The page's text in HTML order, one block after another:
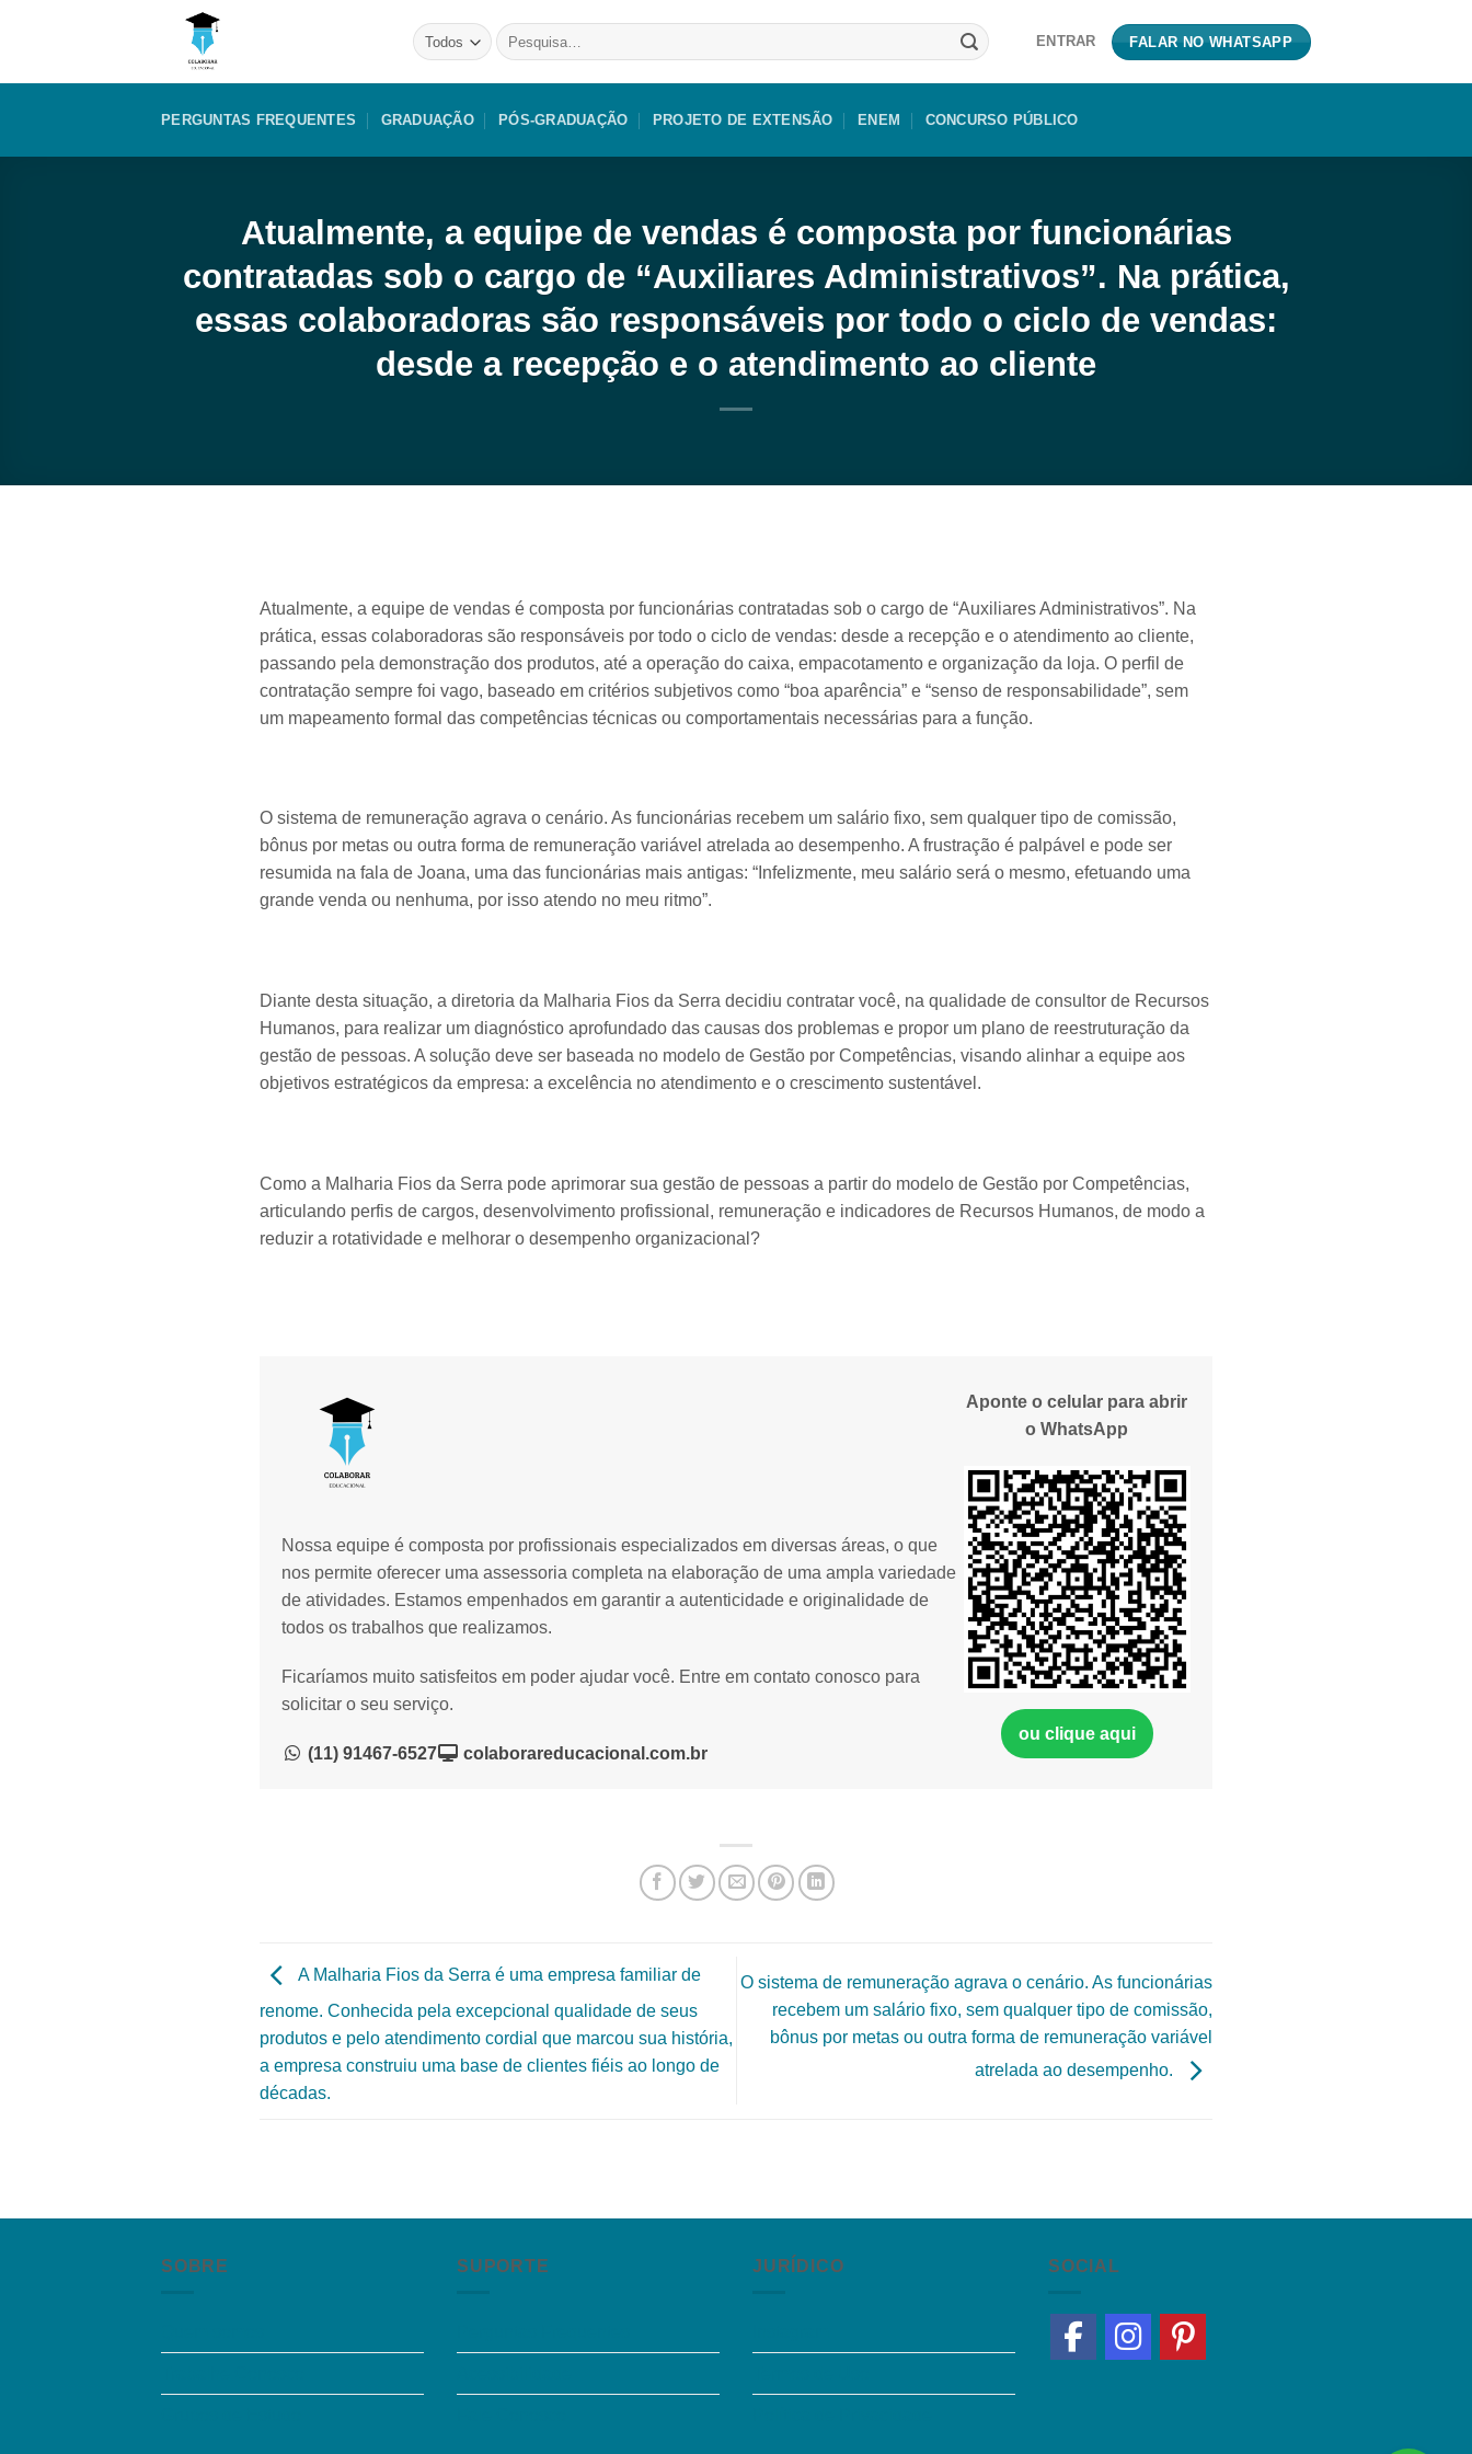
Pesquisar
por:
ENTRAR FALAR NO WHATSAPP
PERGUNTAS FREQUENTES GRADUAÇÃO PÓS-GRADUAÇÃO PROJETO DE EXTENSÃO ENEM CONCURSO PÚBLICO
Atualmente, a equipe de vendas é composta por funcionárias
contratadas sob o cargo de “Auxiliares Administrativos”. Na prática,
essas colaboradoras são responsáveis por todo o ciclo de vendas:
desde a recepção e o atendimento ao cliente
Atualmente, a equipe de vendas é composta por funcionárias contratadas sob o cargo de “Auxiliares Administrativos”. Na
prática, essas colaboradoras são responsáveis por todo o ciclo de vendas: desde a recepção e o atendimento ao cliente,
passando pela demonstração dos produtos, até a operação do caixa, empacotamento e organização da loja. O perfil de
contratação sempre foi vago, baseado em critérios subjetivos como “boa aparência” e “senso de responsabilidade”, sem
um mapeamento formal das competências técnicas ou comportamentais necessárias para a função.
O sistema de remuneração agrava o cenário. As funcionárias recebem um salário fixo, sem qualquer tipo de comissão,
bônus por metas ou outra forma de remuneração variável atrelada ao desempenho. A frustração é palpável e pode ser
resumida na fala de Joana, uma das funcionárias mais antigas: “Infelizmente, meu salário será o mesmo, efetuando uma
grande venda ou nenhuma, por isso atendo no meu ritmo”.
Diante desta situação, a diretoria da Malharia Fios da Serra decidiu contratar você, na qualidade de consultor de Recursos
Humanos, para realizar um diagnóstico aprofundado das causas dos problemas e propor um plano de reestruturação da
gestão de pessoas. A solução deve ser baseada no modelo de Gestão por Competências, visando alinhar a equipe aos
objetivos estratégicos da empresa: a excelência no atendimento e o crescimento sustentável.
Como a Malharia Fios da Serra pode aprimorar sua gestão de pessoas a partir do modelo de Gestão por Competências,
articulando perfis de cargos, desenvolvimento profissional, remuneração e indicadores de Recursos Humanos, de modo a
reduzir a rotatividade e melhorar o desempenho organizacional?
Nossa equipe é composta por profissionais especializados em diversas áreas, o que
nos permite oferecer uma assessoria completa na elaboração de uma ampla variedade
de atividades. Estamos empenhados em garantir a autenticidade e originalidade de
todos os trabalhos que realizamos.
Ficaríamos muito satisfeitos em poder ajudar você. Entre em contato conosco para
solicitar o seu serviço.
(11) 91467-6527 colaborareducacional.com.br
Aponte o celular para abrir
o WhatsApp
ou clique aqui
A Malharia Fios da Serra é uma empresa familiar de
renome. Conhecida pela excepcional qualidade de seus
produtos e pelo atendimento cordial que marcou sua história,
a empresa construiu uma base de clientes fiéis ao longo de
décadas.
O sistema de remuneração agrava o cenário. As funcionárias
recebem um salário fixo, sem qualquer tipo de comissão,
bônus por metas ou outra forma de remuneração variável
atrelada ao desempenho.
SOBRE SUPORTE JURÍDICO SOCIAL